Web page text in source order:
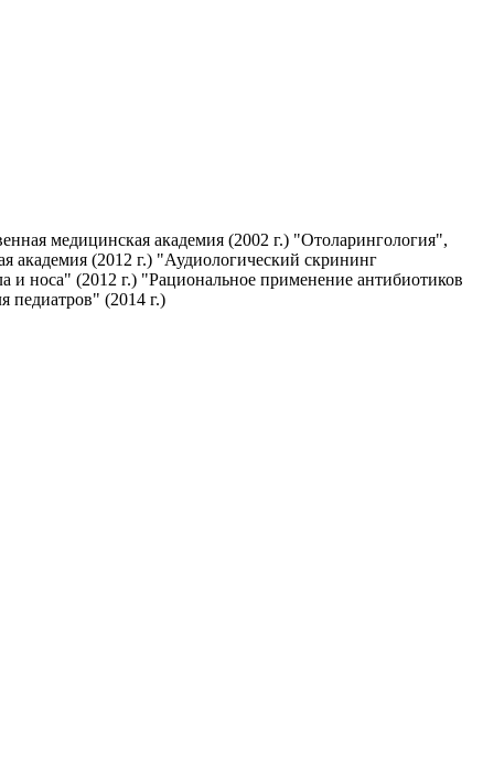
медицинская академия (2002 г.) "Отоларингология",
академия (2012 г.) "Аудиологический скрининг
носа" (2012 г.) "Рациональное применение антибиотиков
педиатров" (2014 г.)